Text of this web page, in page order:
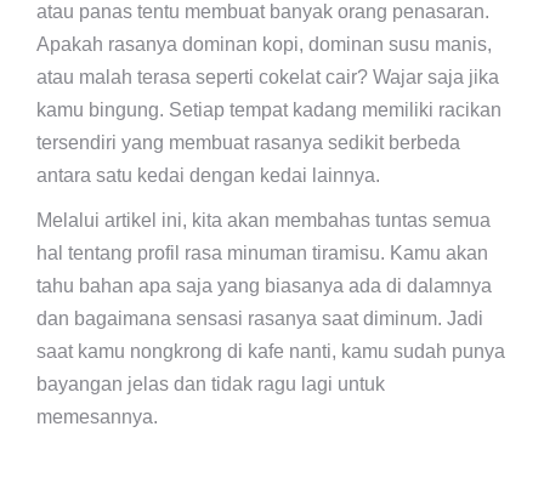
atau panas tentu membuat banyak orang penasaran.
Apakah rasanya dominan kopi, dominan susu manis,
atau malah terasa seperti cokelat cair? Wajar saja jika
kamu bingung. Setiap tempat kadang memiliki racikan
tersendiri yang membuat rasanya sedikit berbeda
antara satu kedai dengan kedai lainnya.
Melalui artikel ini, kita akan membahas tuntas semua
hal tentang profil rasa minuman tiramisu. Kamu akan
tahu bahan apa saja yang biasanya ada di dalamnya
dan bagaimana sensasi rasanya saat diminum. Jadi
saat kamu nongkrong di kafe nanti, kamu sudah punya
bayangan jelas dan tidak ragu lagi untuk
memesannya.